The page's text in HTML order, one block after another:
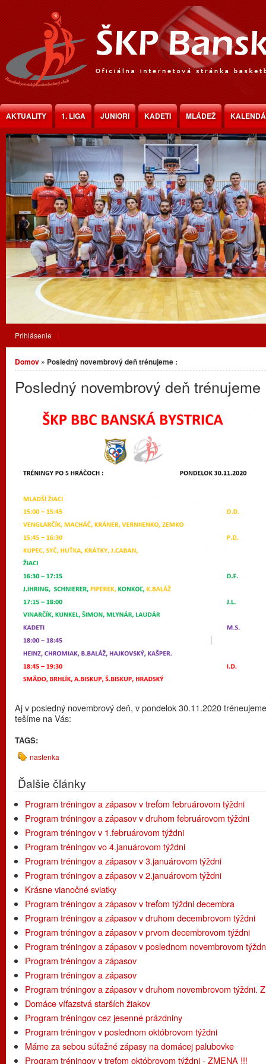
Jump to Content
AKTUALITY 1. LIGA JUNIORI KADETI MLÁDEŽ
Prihlásenie
Nachádzate sa tu
Domov » Posledný novembrový deň trénujeme :
Posledný novembrový deň trénujeme
Aj v posledný novembrový deň, v pondelok 30.11.2020
tešíme na Vás:
TAGS:
nastenka
Ďalšie články
Program tréningov a zápasov v treťom februárovom týždni
Program tréningov a zápasov v druhom februárovom týždni
Program tréningov v 1.februárovom týždni
Program tréningov vo 4.januárovom týždni
Program tréningov a zápasov v 3.januárovom týždni
Program tréningov a zápasov v 2.januárovom týždni
Krásne vianočné sviatky
Program tréningov a zápasov v treťom týždni decembra
Program tréningov a zápasov v druhom decembrovom týždni
Program tréningov a zápasov v prvom decembrovom týždni
Program tréningov a zápasov v poslednom novembrovom
Program tréningov a zápasov
Program tréningov a zápasov
Program tréningov a zápasov v druhom novembrovom týždni.
Domáce víťazstvá starších žiakov
Program tréningov cez jesenné prázdniny
Program tréningov v poslednom októbrovom týždni
Máme za sebou súťažné zápasy na domácej palubovke
Program tréningov v treťom októbrovom týždni - ZMENA !!!